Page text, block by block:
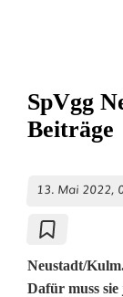
SpVgg
Beiträge
13. Mai 2022,
Neustadt/
Dafür muss